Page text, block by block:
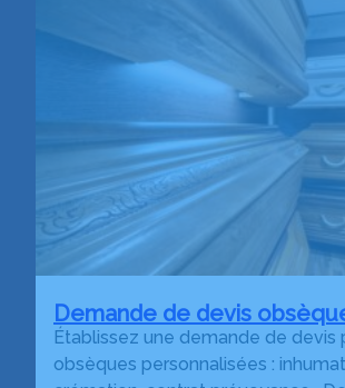
Demande de devis
Établissez une demande de devis
obsèques personnalisées :